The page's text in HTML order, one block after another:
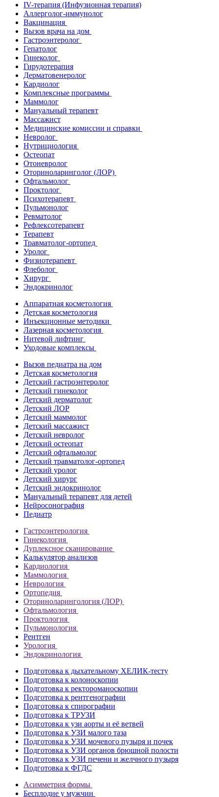
IV-терапия (Инфузионная терапия)
Аллерголог-иммунолог
Вакцинация
Вызов врача на дом
Гастроэнтеролог
Гепатолог
Гинеколог
Гирудотерапия
Дерматовенеролог
Кардиолог
Комплексные программы
Маммолог
Мануальный терапевт
Массажист
Медицинские комиссии и справки
Невролог
Нутрициология
Остеопат
Отоневролог
Оториноларинголог (ЛОР)
Офтальмолог
Проктолог
Психотерапевт
Пульмонолог
Ревматолог
Рефлексотерапевт
Терапевт
Травматолог-ортопед
Уролог
Физиотерапевт
Флеболог
Хирург
Эндокринолог
Аппаратная косметология
Детская косметология
Инъекционные методики
Лазерная косметология
Нитевой лифтинг
Уходовые комплексы
Вызов педиатра на дом
Детская косметология
Детский гастроэнтеролог
Детский гинеколог
Детский дерматолог
Детский ЛОР
Детский маммолог
Детский массажист
Детский невролог
Детский остеопат
Детский офтальмолог
Детский травматолог-ортопед
Детский уролог
Детский хирург
Детский эндокринолог
Мануальный терапевт для детей
Нейросонография
Педиатр
Гастроэнтерология
Гинекология
Дуплексное сканирование
Калькулятор анализов
Кардиология
Маммология
Неврология
Ортопедия
Оториноларингология (ЛОР)
Офтальмология
Проктология
Пульмонология
Рентген
Урология
Эндокринология
Подготовка к дыхательному ХЕЛИК-тесту
Подготовка к колоноскопии
Подготовка к ректороманоскопии
Подготовка к рентгенографии
Подготовка к спирографии
Подготовка к ТРУЗИ
Подготовка к узи аорты и её ветвей
Подготовка к УЗИ малого таза
Подготовка к УЗИ мочевого пузыря и почек
Подготовка к УЗИ органов брюшной полости
Подготовка к УЗИ печени и желчного пузыря
Подготовка к ФГДС
Асимметрия формы
Бесплодие у мужчин